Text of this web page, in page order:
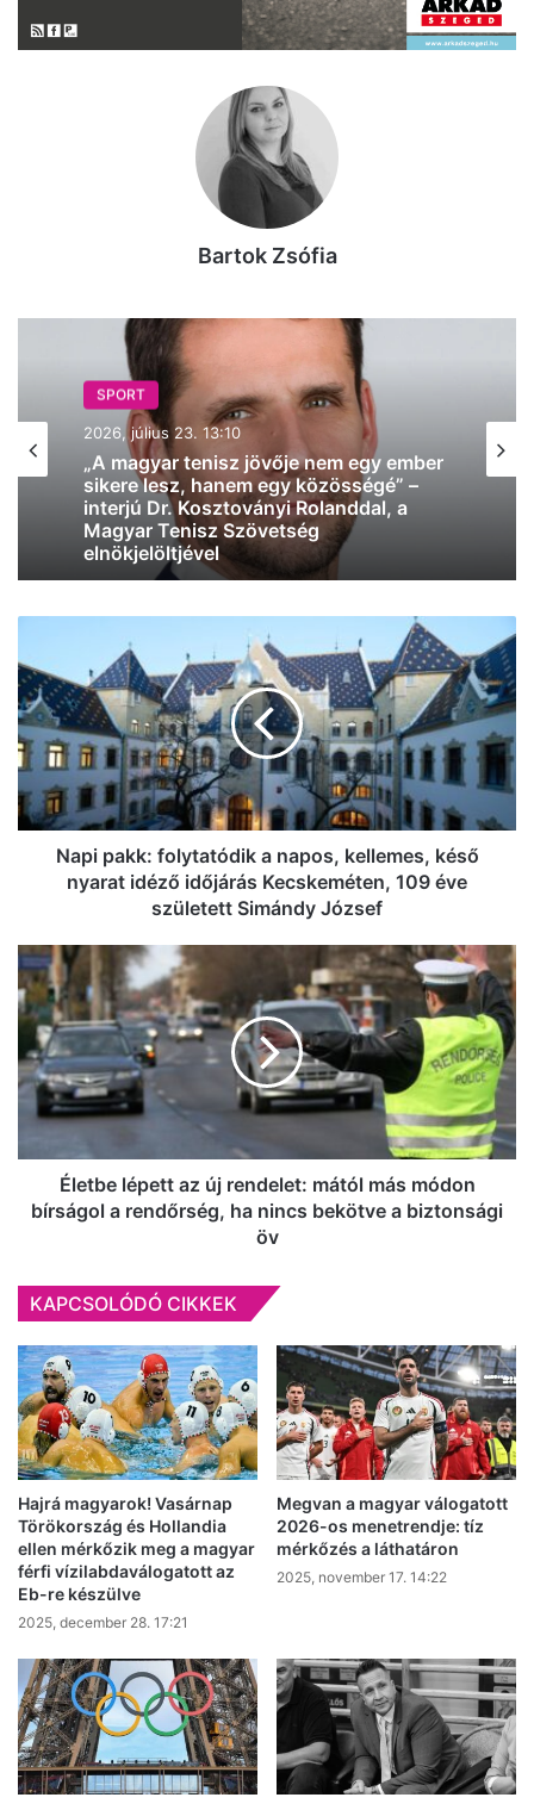
Bartok Zsófia
SPORT
2026, július 23. 13:10
„A magyar tenisz jövője nem egy ember
Magyar Tenisz Szövetség
elnökjelöltjével
SPORT
2026, május 31. 11:02
BL-döntő: a PSG nyert, Budapesten
szombaton már nem volt
tömegverekedés, de Párizsban durván
folytatódik
a
napos,
kellemes,
késő
nyarat
idéző
időjárás
Kecskeméten,
született
Simándy
József
Napi pakk: folytatódik a napos, kellemes, késő
nyarat idéző időjárás Kecskeméten, 109 éve
született Simándy József
Életbe
lépett
az
új
rendelet:
mától
más
módon
bírságol
rendőrség,
öv
Életbe lépett az új rendelet: mától más módon
bírságol a rendőrség, ha nincs bekötve a biztonsági
öv
KAPCSOLÓDÓ CIKKEK
Hajrá magyarok! Vasárnap
Törökország és Hollandia
ellen mérkőzik meg a magyar
férfi vízilabdaválogatott az
Eb-re készülve
2025, december 28. 17:21
Megvan a magyar válogatott
2026-os menetrendje: tíz
mérkőzés a láthatáron
2025, november 17. 14:22